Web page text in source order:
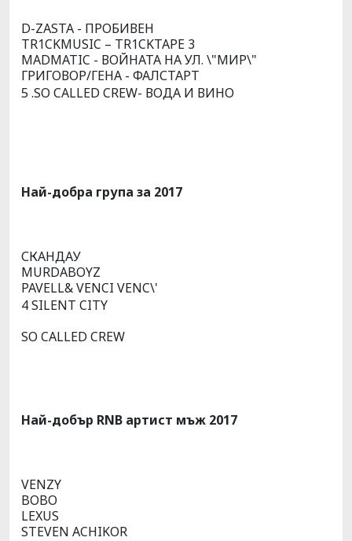
D-ZASTA - ПРОБИВЕН
TR1CKMUSIC – TR1CKTAPE 3
MADMATIC - ВОЙНАТА НА УЛ. \"МИР\"
ГРИГОВОР/ГЕНА - ФАЛСТАРТ
5 .SO CALLED CREW- ВОДА И ВИНО
Най-добра група за 2017
СКАНДАУ
MURDABOYZ
PAVELL& VENCI VENC\'
4 SILENT CITY
SO CALLED CREW
Най-добър RNB артист мъж 2017
VENZY
BOBO
LEXUS
STEVEN ACHIKOR